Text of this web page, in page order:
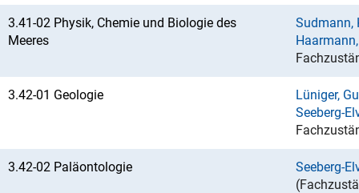
3.41-02 Physik, Chemie und Biologie des
Meeres
Sudmann,
3.42-01 Geologie
Lüniger,
Seeberg-
3.42-02 Paläontologie
Seeberg-